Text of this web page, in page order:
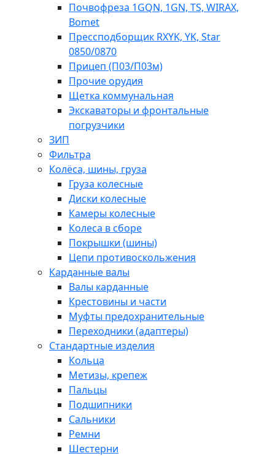
Почвофреза 1GQN, 1GN, TS, WIRAX,
Bomet
Прессподборщик RXYK, YK, Star
0850/0870
Прицеп (П03/П03м)
Прочие орудия
Щетка коммунальная
Экскаваторы и фронтальные
погрузчики
ЗИП
Фильтра
Колёса, шины, груза
Груза колесные
Диски колесные
Камеры колесные
Колеса в сборе
Покрышки (шины)
Цепи противоскольжения
Карданные валы
Валы карданные
Крестовины и части
Муфты предохранительные
Переходники (адаптеры)
Стандартные изделия
Кольца
Метизы, крепеж
Пальцы
Подшипники
Сальники
Ремни
Шестерни